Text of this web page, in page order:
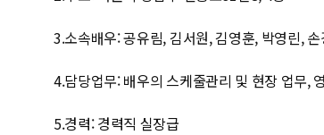
3.소속배우: 공유림, 김서원, 김영훈, 박영린,
4.담당업무: 배우의 스케줄관리 및 현장 업무,
5.경력: 경력직 실장급